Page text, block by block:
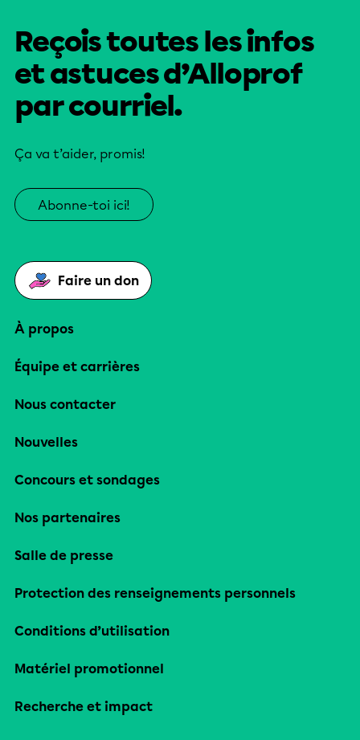
Reçois toutes les infos
et astuces d’Alloprof
par courriel.
Ça va t’aider, promis!
Abonne-toi ici!
Faire un don
À propos
Équipe et carrières
Nous contacter
Nouvelles
Concours et sondages
Nos partenaires
Salle de presse
Protection des renseignements personnels
Conditions d’utilisation
Matériel promotionnel
Recherche et impact